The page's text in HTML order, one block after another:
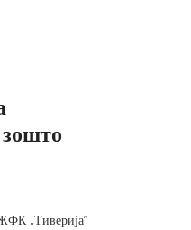
„Тиверија“